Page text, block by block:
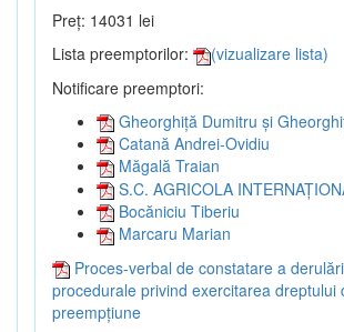
Preț: 14031 lei
Lista preemptorilor:
(vizualizare lista)
Notificare preemptori:
Gheorghiță Dumitru și
Catană Andrei-Ovidiu
Măgală Traian
S.C. AGRICOLA
Bocăniciu Tiberiu
Marcaru Marian
Proces-verbal de constatare a
procedurale privind exercitarea dreptului
preempțiune